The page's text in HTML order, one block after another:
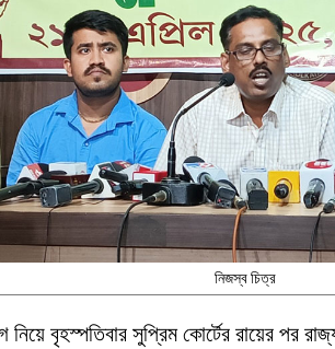
নিজস্ব চিত্র
বৃহস্পতিবার সুপ্রিম কোর্টের রায়ের পর